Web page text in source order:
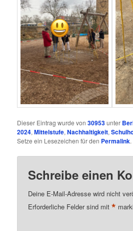
Dieser Eintrag wurde von30953unter
2024,Mittelstufe,Nachhaltigkeit,
Setze ein Lesezeichen für den Permalink.
Schreibe einen
Deine E-Mail-Adresse wird nicht
Erforderliche Felder sind mit*